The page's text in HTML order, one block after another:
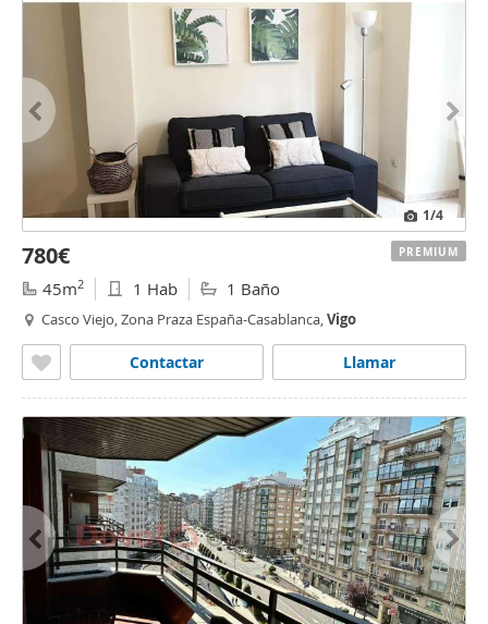
1/4
780€
45m2 1 Hab 1 Baño
Casco Viejo, Zona Praza España-Casablanca,Vigo
Llamar
Contactar
PREMIUM